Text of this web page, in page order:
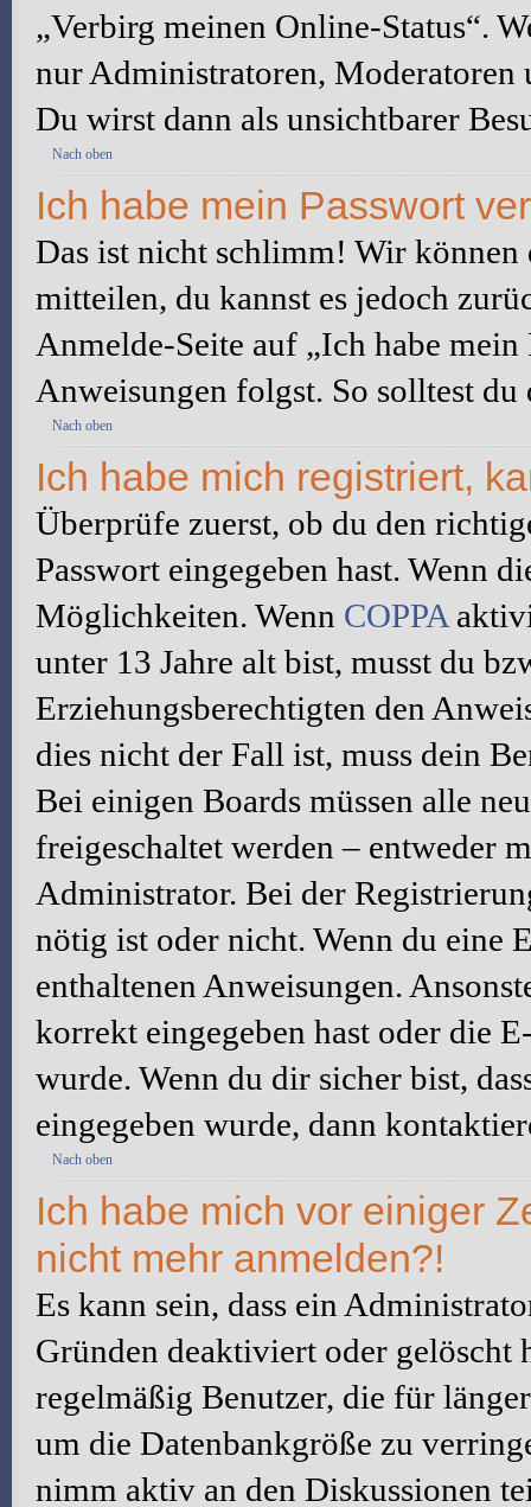
„Verbirg meinen Online-Status“.
nur Administratoren, Moderatoren
Du wirst dann als unsichtbarer
Nach oben
Ich habe mein Passwort
Das ist nicht schlimm! Wir
mitteilen, du kannst es jedoch
Anmelde-Seite auf „Ich habe
Anweisungen folgst. So solltest
Nach oben
Ich habe mich registriert,
Überprüfe zuerst, ob du den
Passwort eingegeben hast. Wenn
Möglichkeiten. Wenn COPPA
unter 13 Jahre alt bist, musst du
Erziehungsberechtigten den
dies nicht der Fall ist, muss dein
Bei einigen Boards müssen alle
freigeschaltet werden – entweder
Administrator. Bei der
nötig ist oder nicht. Wenn du eine
enthaltenen Anweisungen.
korrekt eingegeben hast oder die
wurde. Wenn du dir sicher bist,
eingegeben wurde, dann
Nach oben
Ich habe mich vor einiger
nicht mehr anmelden?!
Es kann sein, dass ein
Gründen deaktiviert oder gelöscht
regelmäßig Benutzer, die für
um die Datenbankgröße zu
nimm aktiv an den Diskussionen